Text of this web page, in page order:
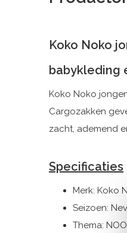
Koko Noko
babykleding
Koko Noko
Cargozakken
zacht, ademend
Specificaties
Merk: Koko
Seizoen:
Thema: